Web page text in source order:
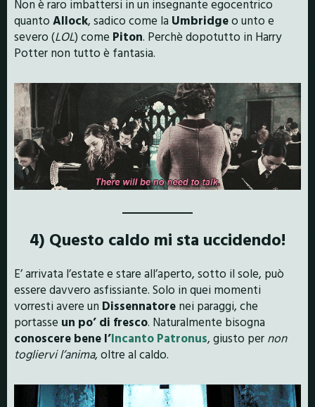
Non è raro imbattersi in un insegnante egocentrico
quanto Allock, sadico come la Umbridgeo unto e
severo (LOL) come Piton. Perchè dopotutto in Harry
Potter non tutto è fantasia.
4) Questo caldo mi sta uccidendo!
E’ arrivata l’estate e stare all’aperto, sotto il sole, può
essere davvero asfissiante. Solo in quei momenti
vorresti avere un Dissennatore nei paraggi, che
portasse un po’ di fresco. Naturalmente bisogna
conoscere bene l’Incanto Patronus, giusto per non
togliervi l’anima, oltre al caldo.